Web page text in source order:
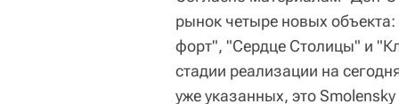
рынок четыре новых
форт", "Сердце Столицы" и
стадии реализации на
уже указанных, это